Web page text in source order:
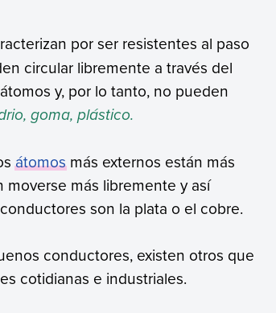
por ser resistentes al paso
circular libremente a través del
y, por lo tanto, no pueden
goma, plástico.
átomosmás externos están más
más libremente y así
son la plata o el cobre.
conductores, existen otros que
cotidianas e industriales.